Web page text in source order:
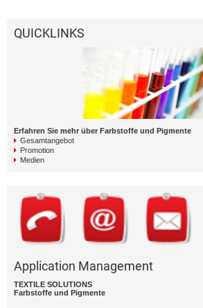
QUICKLINKS
Erfahren Sie mehr über Farbstoffe und Pigmente
Gesamtangebot
Promotion
Medien
Application Management
TEXTILE SOLUTIONS
Farbstoffe und Pigmente